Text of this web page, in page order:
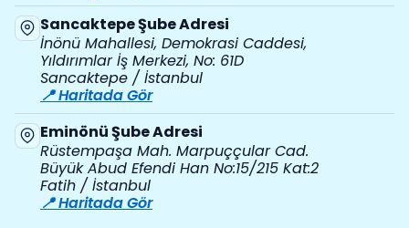
Sancaktepe Şube Adresi
İnönü Mahallesi, Demokrasi Caddesi,
Yıldırımlar İş Merkezi, No: 61D
Sancaktepe / İstanbul
📍 Haritada Gör
Eminönü Şube Adresi
Rüstempaşa Mah. Marpuççular Cad.
Büyük Abud Efendi Han No:15/215 Kat:2
Fatih / İstanbul
📍 Haritada Gör